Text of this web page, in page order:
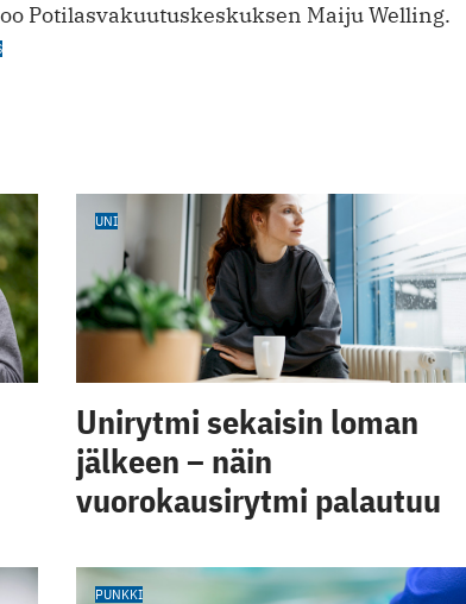
Potilasvakuutuskeskuksen Maiju Welling.
UNI
Unirytmi sekaisin loman
jälkeen – näin
vuorokausirytmi palautuu
PUNKKI